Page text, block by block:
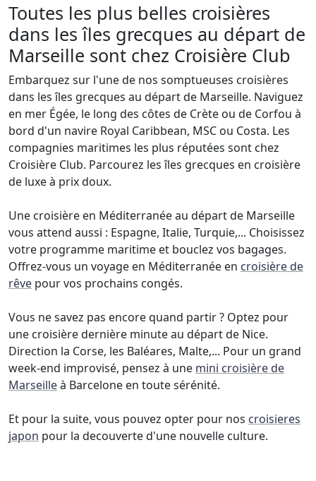
Toutes les plus belles croisières
dans les îles grecques au départ de
Marseille sont chez Croisière Club
Embarquez sur l'une de nos somptueuses croisières
dans les îles grecques au départ de Marseille. Naviguez
en mer Égée, le long des côtes de Crète ou de Corfou à
bord d'un navire Royal Caribbean, MSC ou Costa. Les
compagnies maritimes les plus réputées sont chez
Croisière Club. Parcourez les îles grecques en croisière
de luxe à prix doux.
Une croisière en Méditerranée au départ de Marseille
vous attend aussi : Espagne, Italie, Turquie,... Choisissez
votre programme maritime et bouclez vos bagages.
Offrez-vous un voyage en Méditerranée en croisière de
rêve pour vos prochains congés.
Vous ne savez pas encore quand partir ? Optez pour
une croisière dernière minute au départ de Nice.
Direction la Corse, les Baléares, Malte,... Pour un grand
week-end improvisé, pensez à une mini croisière de
Marseilleà Barcelone en toute sérénité.
Et pour la suite, vous pouvez opter pour nos croisieres
japon pour la decouverte d'une nouvelle culture.